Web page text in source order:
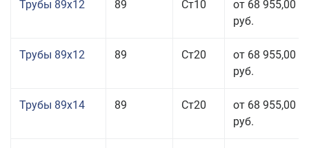
Трубы 89x12 89 Ст10
от 68 955,00
руб.
Трубы 89x12 89 Ст20
от 68 955,00
руб.
Трубы 89x14 89 Ст20
от 68 955,00
руб.